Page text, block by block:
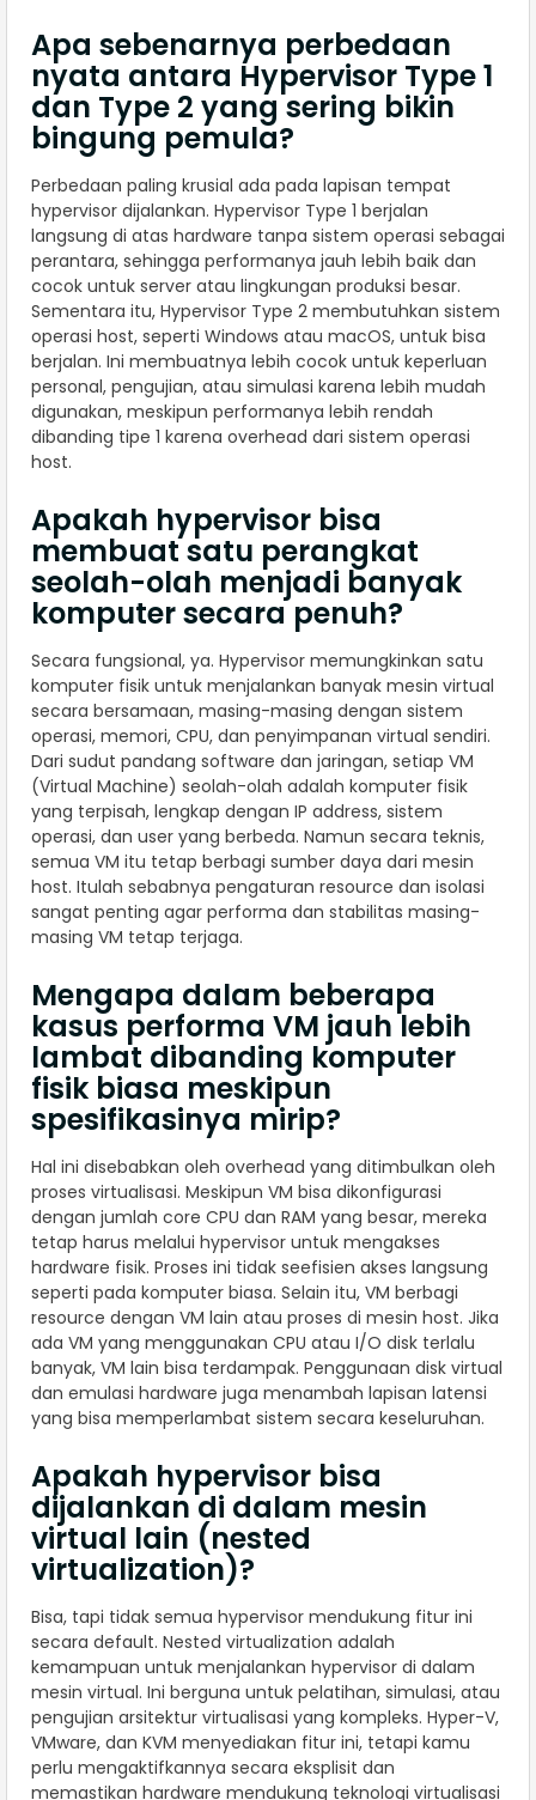
Apa sebenarnya perbedaan
nyata antara Hypervisor Type 1
dan Type 2 yang sering bikin
bingung pemula?
Perbedaan paling krusial ada pada lapisan tempat
hypervisor dijalankan. Hypervisor Type 1 berjalan
langsung di atas hardware tanpa sistem operasi sebagai
perantara, sehingga performanya jauh lebih baik dan
cocok untuk server atau lingkungan produksi besar.
Sementara itu, Hypervisor Type 2 membutuhkan sistem
operasi host, seperti Windows atau macOS, untuk bisa
berjalan. Ini membuatnya lebih cocok untuk keperluan
personal, pengujian, atau simulasi karena lebih mudah
digunakan, meskipun performanya lebih rendah
dibanding tipe 1 karena overhead dari sistem operasi
host.
Apakah hypervisor bisa
membuat satu perangkat
seolah-olah menjadi banyak
komputer secara penuh?
Secara fungsional, ya. Hypervisor memungkinkan satu
komputer fisik untuk menjalankan banyak mesin virtual
secara bersamaan, masing-masing dengan sistem
operasi, memori, CPU, dan penyimpanan virtual sendiri.
Dari sudut pandang software dan jaringan, setiap VM
(Virtual Machine) seolah-olah adalah komputer fisik
yang terpisah, lengkap dengan IP address, sistem
operasi, dan user yang berbeda. Namun secara teknis,
semua VM itu tetap berbagi sumber daya dari mesin
host. Itulah sebabnya pengaturan resource dan isolasi
sangat penting agar performa dan stabilitas masing-
masing VM tetap terjaga.
Mengapa dalam beberapa
kasus performa VM jauh lebih
lambat dibanding komputer
fisik biasa meskipun
spesifikasinya mirip?
Hal ini disebabkan oleh overhead yang ditimbulkan oleh
proses virtualisasi. Meskipun VM bisa dikonfigurasi
dengan jumlah core CPU dan RAM yang besar, mereka
tetap harus melalui hypervisor untuk mengakses
hardware fisik. Proses ini tidak seefisien akses langsung
seperti pada komputer biasa. Selain itu, VM berbagi
resource dengan VM lain atau proses di mesin host. Jika
ada VM yang menggunakan CPU atau I/O disk terlalu
banyak, VM lain bisa terdampak. Penggunaan disk virtual
dan emulasi hardware juga menambah lapisan latensi
yang bisa memperlambat sistem secara keseluruhan.
Apakah hypervisor bisa
dijalankan di dalam mesin
virtual lain (nested
virtualization)?
Bisa, tapi tidak semua hypervisor mendukung fitur ini
secara default. Nested virtualization adalah
kemampuan untuk menjalankan hypervisor di dalam
mesin virtual. Ini berguna untuk pelatihan, simulasi, atau
pengujian arsitektur virtualisasi yang kompleks. Hyper-V,
VMware, dan KVM menyediakan fitur ini, tetapi kamu
perlu mengaktifkannya secara eksplisit dan
memastikan hardware mendukung teknologi virtualisasi